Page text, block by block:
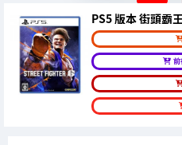
PS5 版本 街頭霸
前